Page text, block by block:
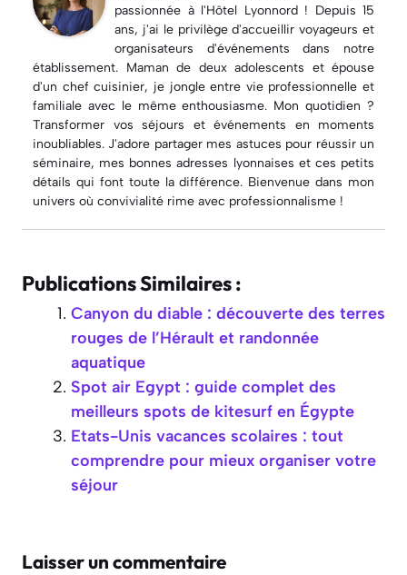
passionnée à l'Hôtel Lyonnord ! Depuis 15
ans, j'ai le privilège d'accueillir voyageurs et
organisateurs d'événements dans notre
établissement. Maman de deux adolescents et épouse
d'un chef cuisinier, je jongle entre vie professionnelle et
familiale avec le même enthousiasme. Mon quotidien ?
Transformer vos séjours et événements en moments
inoubliables. J'adore partager mes astuces pour réussir un
séminaire, mes bonnes adresses lyonnaises et ces petits
détails qui font toute la différence. Bienvenue dans mon
univers où convivialité rime avec professionnalisme !
Publications Similaires :
Canyon du diable : découverte des terres
rouges de l’Hérault et randonnée
aquatique
Spot air Egypt : guide complet des
meilleurs spots de kitesurf en Égypte
Etats-Unis vacances scolaires : tout
comprendre pour mieux organiser votre
séjour
Laisser un commentaire